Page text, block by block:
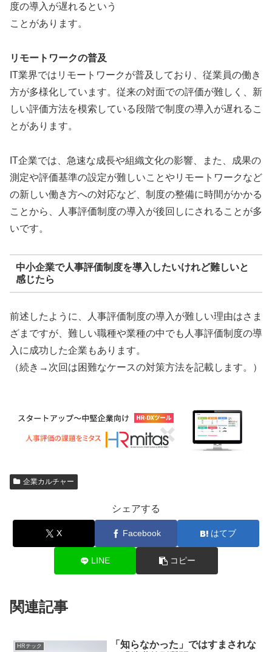
度の導入が遅れるという
ことがあります。
リモートワークの普及
IT業界ではリモートワークが普及しており、従業員の働き
方が多様化しています。従来の対面での評価が難しく、新
しい評価方法を模索している段階で制度の導入が遅れるこ
とがあります。
IT企業では、急速な成長や組織文化の影響、また、成果の
測定や評価基準の設定が難しいことやリモートワークなど
の新しい働き方への対応など、制度の整備に時間がかかる
ことから、人事評価制度の導入が後回しにされることが多
いです。
中小企業で人事評価制度を導入したいけれど難しいと
感じたら
前述したように、人事評価制度の導入が難しい理由はさま
ざまですが、難しい職種や業種の中でも人事評価制度の導
入に成功した企業もあります。
（続き→次回は困難なケースの対策方法を記載します。）
企業カルチャー
シェアする
X Facebook はてブ
LINE コピー
関連記事
HRテック
「知らなかった」ではすまされな